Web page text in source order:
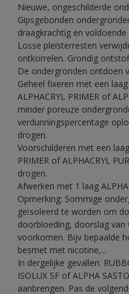
Nieuwe, ongeschilderde
Gipsgebonden
draagkrachtig en
Losse pleisterresten
ontkorrelen. Grondig
De ondergronden ontdoen
Geheel fixeren met een
ALPHACRYL PRIMER of
minder poreuze
verdunningspercentage
drogen.
Voorschilderen met een
PRIMER of ALPHACRYL
drogen.
Afwerken met 1 laag
Opmerking: Sommige
geïsoleerd te worden om
doorbloeding, doorslag
voorkomen. Bijv bepaalde
besmet met nicotine,...
In dergelijke gevallen:
ISOLUX SF of ALPHA
aanbrengen. Pas de